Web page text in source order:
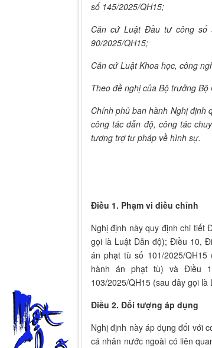
số 145/2025/QH15;
Căn cứ Luật Đầu tư công số
90/2025/QH15;
Căn cứ Luật Khoa học, công
Theo đề nghị của Bộ trưởng Bộ
Chính phủ ban hành Nghị định
công tác dẫn độ, công tác
tương trợ tư pháp về hình sự.
Điều 1. Phạm vi điều chỉnh
Nghị định này quy định chi tiết
gọi là Luật Dẫn độ); Điều 10,
án phạt tù số 101/2025/
hành án phạt tù) và Điều
103/2025/QH15 (sau đây gọi
Điều 2. Đối tượng áp dụng
Nghị định này áp dụng đối với
cá nhân nước ngoài có liên